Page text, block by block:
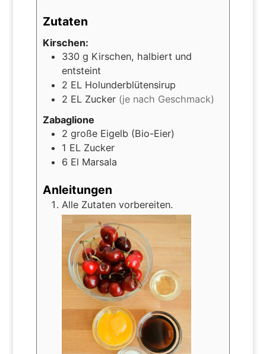
Zutaten
Kirschen:
330 g Kirschen, halbiert und
entsteint
2 EL Holunderblütensirup
2 EL Zucker (je nach Geschmack)
Zabaglione
2 große Eigelb (Bio-Eier)
1 EL Zucker
6 El Marsala
Anleitungen
Alle Zutaten vorbereiten.